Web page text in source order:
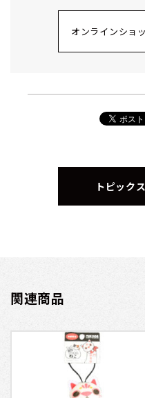
オンラインショ
トピック
関連商品